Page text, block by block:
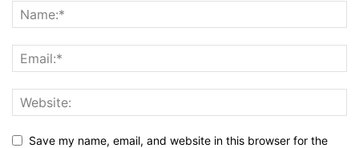
Save my name, email, and website in this browser for the